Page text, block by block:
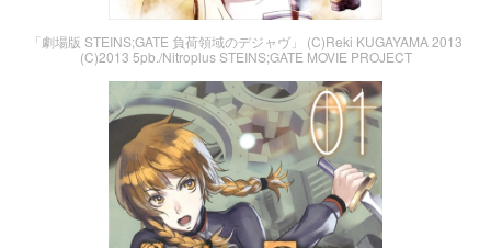
「劇場版 STEINS;GATE 負荷領域のデジャヴ」 (C)Reki KUGAYAMA 2013
(C)2013 5pb./Nitroplus STEINS;GATE MOVIE PROJECT